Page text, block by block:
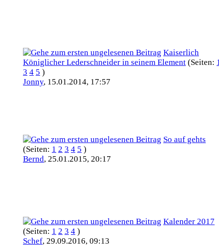
Kaiserlich
Königlicher Lederschneider in seinem Element (Seiten:
3 4 5 )
Jonny, 15.01.2014, 17:57
So auf gehts
(Seiten: 1 2 3 4 5 )
Bernd, 25.01.2015, 20:17
Kalender 2017
(Seiten: 1 2 3 4 )
Schef, 29.09.2016, 09:13